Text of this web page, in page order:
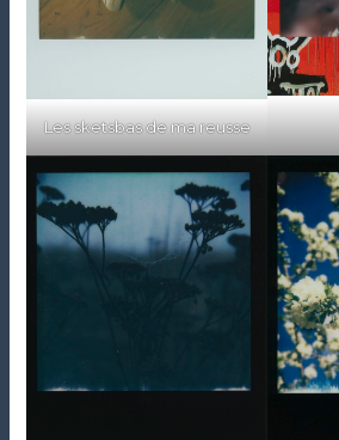
Les sketsbas de ma reusse